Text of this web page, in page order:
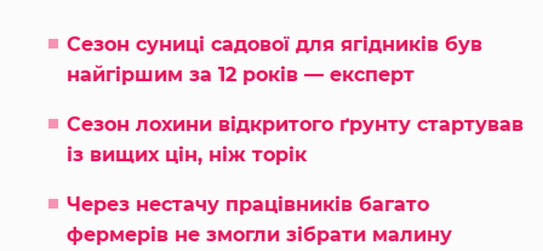
Сезон суниці садової для ягідників був
найгіршим за 12 років — експерт
Сезон лохини відкритого ґрунту стартував
із вищих цін, ніж торік
Через нестачу працівників багато
фермерів не змогли зібрати малину